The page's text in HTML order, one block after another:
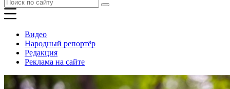
Видео
Народный репортёр
Редакция
Реклама на сайте